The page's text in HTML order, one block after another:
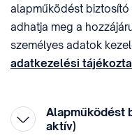
1081 Budapest II.
Pál pápa tér 7.
KÖZÖSSÉGI MÉDIA
alapműködést biztosító
adhatja meg a
személyes adatok
adatkezelési
Alapműködést
aktív)